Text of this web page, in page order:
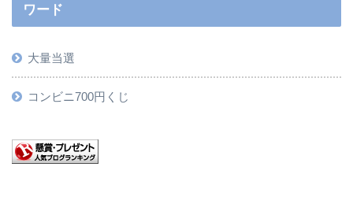
ワード
大量当選
コンビニ700円くじ